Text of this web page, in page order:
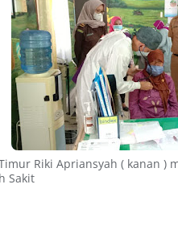
Riki Apriansyah ( kanan )
Sakit